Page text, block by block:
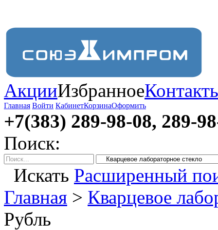
АкцииИзбранное
Главная Войти КабинетКорзинаОформить
+7(383) 289-98-08, 289-
Поиск:
Искать Расширенный
Главная > Кварцевое
Рубль